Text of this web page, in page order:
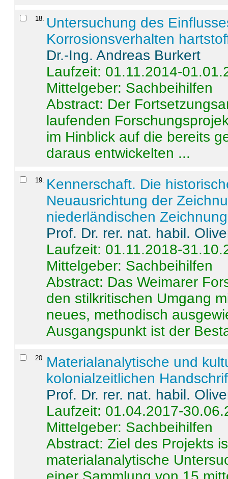
18
Untersuchung des
Korrosionsverhalten
Dr.-Ing. Andreas Burkert
Laufzeit: 01.11.2014-
Mittelgeber: Sachbeihilfen
Abstract: Der
laufenden
im Hinblick auf die bereits
daraus entwickelten ...
19
Kennerschaft. Die
Neuausrichtung der
niederländischen
Prof. Dr. rer. nat. habil.
Laufzeit: 01.11.2018-
Mittelgeber: Sachbeihilfen
Abstract: Das Weimarer
den stilkritischen Umgang
neues, methodisch
Ausgangspunkt ist der
20
Materialanalytische und
kolonialzeitlichen
Prof. Dr. rer. nat. habil.
Laufzeit: 01.04.2017-
Mittelgeber: Sachbeihilfen
Abstract:Ziel des Projekts
materialanalytische